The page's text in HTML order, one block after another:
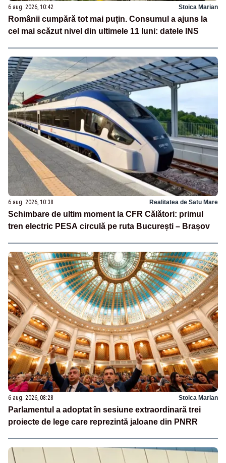
6 aug. 2026, 10:42 Stoica Marian
Românii cumpără tot mai puțin. Consumul a ajuns la
cel mai scăzut nivel din ultimele 11 luni: datele INS
6 aug. 2026, 10:38 Realitatea de Satu Mare
Schimbare de ultim moment la CFR Călători: primul
tren electric PESA circulă pe ruta București – Brașov
6 aug. 2026, 08:28 Stoica Marian
Parlamentul a adoptat în sesiune extraordinară trei
proiecte de lege care reprezintă jaloane din PNRR